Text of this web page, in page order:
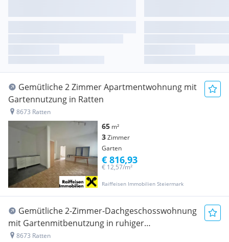
Gemütliche 2 Zimmer Apartmentwohnung mit
Gartennutzung in Ratten
8673 Ratten
65 m²
3Zimmer
Garten
Raiffeisen Immobilien Steiermark
€ 12,57/m²
€ 816,93
Gemütliche 2-Zimmer-Dachgeschosswohnung
mit Gartenmitbenutzung in ruhiger
Waldrandlage
8673 Ratten